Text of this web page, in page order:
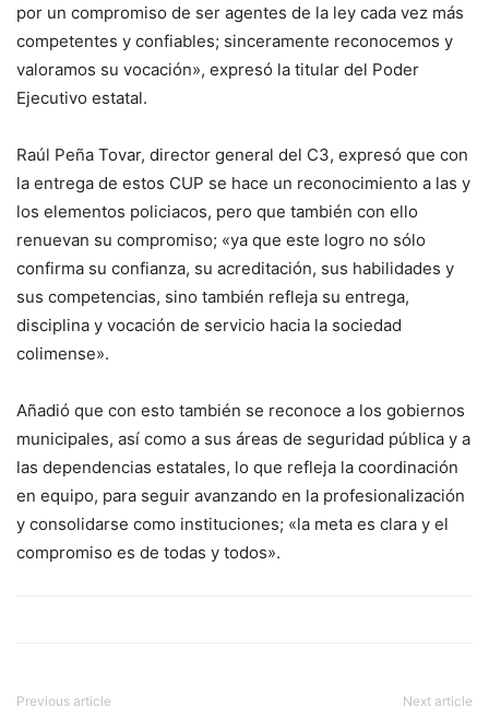
por un compromiso de ser agentes de la ley cada vez más
competentes y confiables; sinceramente reconocemos y
valoramos su vocación», expresó la titular del Poder
Ejecutivo estatal.
Raúl Peña Tovar, director general del C3, expresó que con
la entrega de estos CUP se hace un reconocimiento a las y
los elementos policiacos, pero que también con ello
renuevan su compromiso; «ya que este logro no sólo
confirma su confianza, su acreditación, sus habilidades y
sus competencias, sino también refleja su entrega,
disciplina y vocación de servicio hacia la sociedad
colimense».
Añadió que con esto también se reconoce a los gobiernos
municipales, así como a sus áreas de seguridad pública y a
las dependencias estatales, lo que refleja la coordinación
en equipo, para seguir avanzando en la profesionalización
y consolidarse como instituciones; «la meta es clara y el
compromiso es de todas y todos».
Previous article Next article